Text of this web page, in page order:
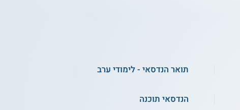
תואר הנדסאי - לימודי ערב
הנדסאי תוכנה